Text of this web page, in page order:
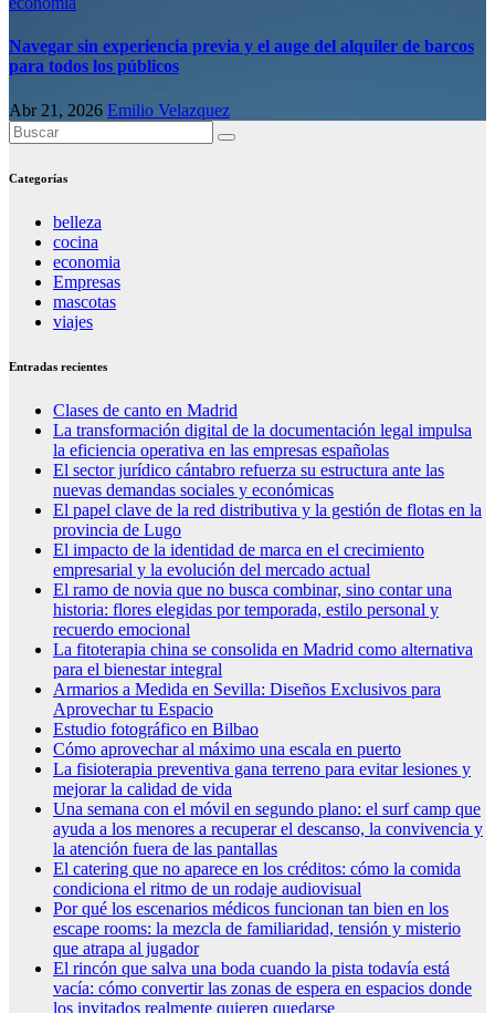
Navegar sin experiencia previa y el auge del alquiler de barcos
para todos los públicos
Abr 21, 2026 Emilio Velazquez
Categorías
belleza
cocina
economia
Empresas
mascotas
viajes
Entradas recientes
Clases de canto en Madrid
La transformación digital de la documentación legal impulsa
la eficiencia operativa en las empresas españolas
El sector jurídico cántabro refuerza su estructura ante las
nuevas demandas sociales y económicas
El papel clave de la red distributiva y la gestión de flotas en la
provincia de Lugo
El impacto de la identidad de marca en el crecimiento
empresarial y la evolución del mercado actual
El ramo de novia que no busca combinar, sino contar una
historia: flores elegidas por temporada, estilo personal y
recuerdo emocional
La fitoterapia china se consolida en Madrid como alternativa
para el bienestar integral
Armarios a Medida en Sevilla: Diseños Exclusivos para
Aprovechar tu Espacio
Estudio fotográfico en Bilbao
Cómo aprovechar al máximo una escala en puerto
La fisioterapia preventiva gana terreno para evitar lesiones y
mejorar la calidad de vida
Una semana con el móvil en segundo plano: el surf camp que
ayuda a los menores a recuperar el descanso, la convivencia y
la atención fuera de las pantallas
El catering que no aparece en los créditos: cómo la comida
condiciona el ritmo de un rodaje audiovisual
Por qué los escenarios médicos funcionan tan bien en los
escape rooms: la mezcla de familiaridad, tensión y misterio
que atrapa al jugador
El rincón que salva una boda cuando la pista todavía está
vacía: cómo convertir las zonas de espera en espacios donde
los invitados realmente quieren quedarse